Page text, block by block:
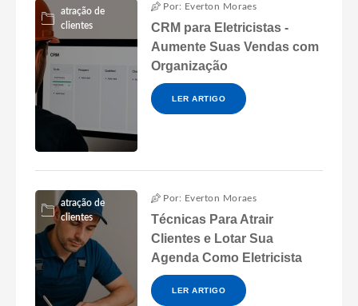
atração de
clientes
Por: Everton Moraes
CRM para Eletricistas -
Aumente Suas Vendas com
Organização
LER ARTIGO
atração de
clientes
Por: Everton Moraes
Técnicas Para Atrair
Clientes e Lotar Sua
Agenda Como Eletricista
LER ARTIGO